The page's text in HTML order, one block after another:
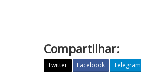
Compartilhar:
Twitter Facebook Telegram